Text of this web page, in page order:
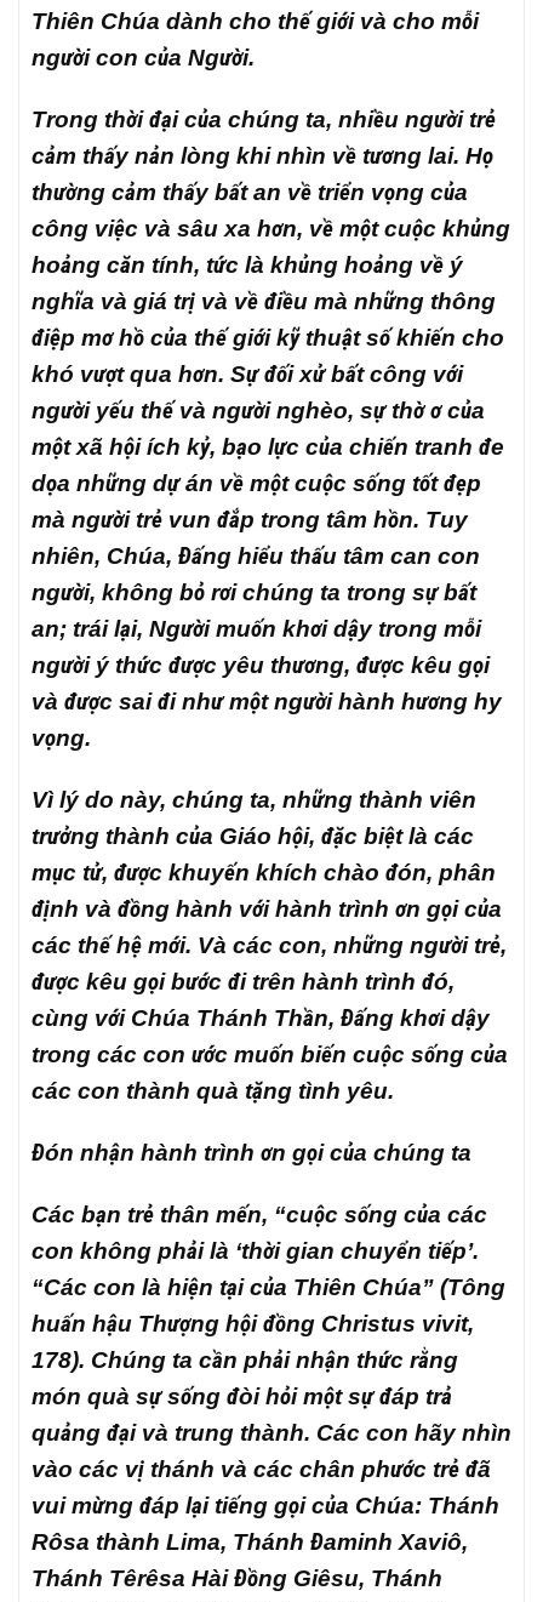
Thiên Chúa dành cho thế giới và cho mỗi
người con của Người.
Trong thời đại của chúng ta, nhiều người trẻ
cảm thấy nản lòng khi nhìn về tương lai. Họ
thường cảm thấy bất an về triển vọng của
công việc và sâu xa hơn, về một cuộc khủng
hoảng căn tính, tức là khủng hoảng về ý
nghĩa và giá trị và về điều mà những thông
điệp mơ hồ của thế giới kỹ thuật số khiến cho
khó vượt qua hơn. Sự đối xử bất công với
người yếu thế và người nghèo, sự thờ ơ của
một xã hội ích kỷ, bạo lực của chiến tranh đe
dọa những dự án về một cuộc sống tốt đẹp
mà người trẻ vun đắp trong tâm hồn. Tuy
nhiên, Chúa, Đấng hiểu thấu tâm can con
người, không bỏ rơi chúng ta trong sự bất
an; trái lại, Người muốn khơi dậy trong mỗi
người ý thức được yêu thương, được kêu gọi
và được sai đi như một người hành hương hy
vọng.
Vì lý do này, chúng ta, những thành viên
trưởng thành của Giáo hội, đặc biệt là các
mục tử, được khuyến khích chào đón, phân
định và đồng hành với hành trình ơn gọi của
các thế hệ mới. Và các con, những người trẻ,
được kêu gọi bước đi trên hành trình đó,
cùng với Chúa Thánh Thần, Đấng khơi dậy
trong các con ước muốn biến cuộc sống của
các con thành quà tặng tình yêu.
Đón nhận hành trình ơn gọi của chúng ta
Các bạn trẻ thân mến, “cuộc sống của các
con không phải là ‘thời gian chuyển tiếp’.
“Các con là hiện tại của Thiên Chúa” (Tông
huấn hậu Thượng hội đồng Christus vivit,
178). Chúng ta cần phải nhận thức rằng
món quà sự sống đòi hỏi một sự đáp trả
quảng đại và trung thành. Các con hãy nhìn
vào các vị thánh và các chân phước trẻ đã
vui mừng đáp lại tiếng gọi của Chúa: Thánh
Rôsa thành Lima, Thánh Đaminh Xaviô,
Thánh Têrêsa Hài Đồng Giêsu, Thánh